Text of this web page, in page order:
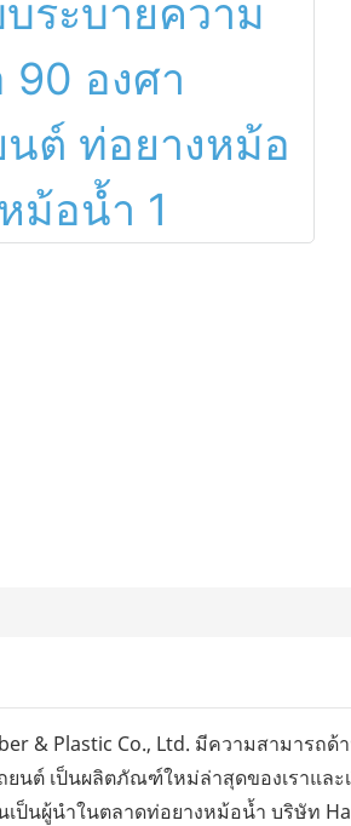
& Plastic Co., Ltd. มีความสามา
ยนต์ เป็นผลิตภัณฑ์ใหม่ล่าสุดของเราแ
เป็นผู้นำในตลาดท่อยางหม้อน้ำ บริษัท